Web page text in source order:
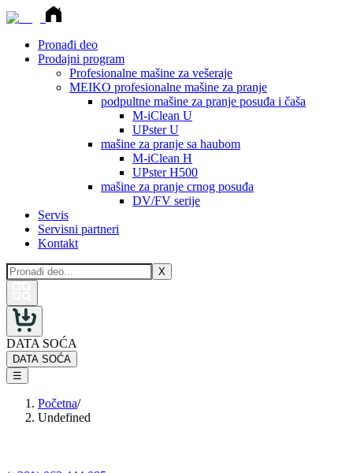
Pronađi deo
Prodajni program
Profesionalne mašine za vešeraje
MEIKO profesionalne mašine za pranje
podpultne mašine za pranje posuđa i čaša
M-iClean U
UPster U
mašine za pranje sa haubom
M-iClean H
UPster H500
mašine za pranje crnog posuđa
DV/FV serije
Servis
Servisni partneri
Kontakt
X
DATA SOĆA
DATA SOĆA
☰
Početna/
Undefined